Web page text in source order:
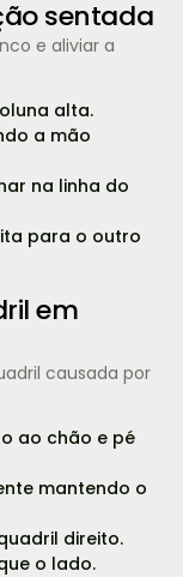
sentada
e aliviar a
alta.
a mão
na linha do
para o outro
em
causada por
ao chão e pé
mantendo o
direito.
o lado.